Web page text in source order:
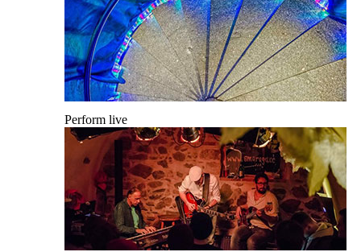
Perform live